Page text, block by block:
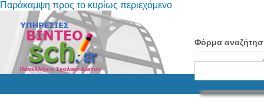
Παράκαμψη προς το κυρίως περιεχόμενο
Φόρμα